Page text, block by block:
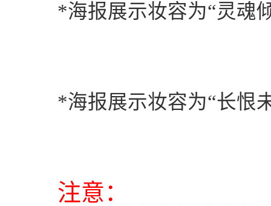
*海报展示妆容为“灵魂
*海报展示妆容为“长恨
注意：